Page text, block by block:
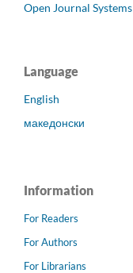
Open Journal Systems
Language
English
македонски
Information
For Readers
For Authors
For Librarians